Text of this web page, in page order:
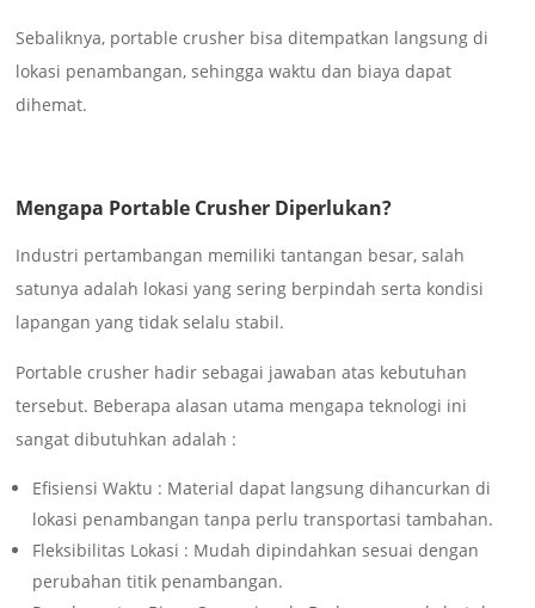
Sebaliknya, portable crusher bisa ditempatkan langsung di
lokasi penambangan, sehingga waktu dan biaya dapat
dihemat.
Mengapa Portable Crusher Diperlukan?
Industri pertambangan memiliki tantangan besar, salah
satunya adalah lokasi yang sering berpindah serta kondisi
lapangan yang tidak selalu stabil.
Portable crusher hadir sebagai jawaban atas kebutuhan
tersebut. Beberapa alasan utama mengapa teknologi ini
sangat dibutuhkan adalah :
Efisiensi Waktu : Material dapat langsung dihancurkan di
lokasi penambangan tanpa perlu transportasi tambahan.
Fleksibilitas Lokasi : Mudah dipindahkan sesuai dengan
perubahan titik penambangan.